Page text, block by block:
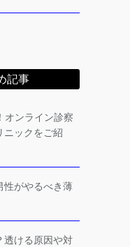
記事
オンライン診察
ニックをご紹
性がやるべき薄
透ける原因や対